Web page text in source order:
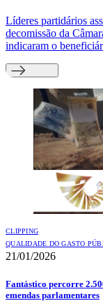
Líderes partidários
decomissão da
indicaram o
CLIPPING
QUALIDADE DO GASTO
21/01/2026
Fantástico percorre
emendas parlamentares